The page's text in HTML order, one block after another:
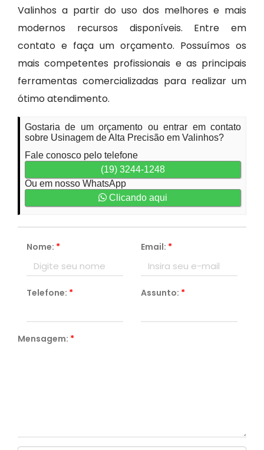
Valinhos a partir do uso dos melhores e mais
modernos recursos disponíveis. Entre em
contato e faça um orçamento. Possuímos os
mais competentes profissionais e as principais
ferramentas comercializadas para realizar um
ótimo atendimento.
Gostaria de um orçamento ou entrar em contato
sobre Usinagem de Alta Precisão em Valinhos?
Fale conosco pelo telefone
(19) 3244-1248
Ou em nosso WhatsApp
Clicando aqui
Nome: * Email: *
Telefone: * Assunto: *
Mensagem: *